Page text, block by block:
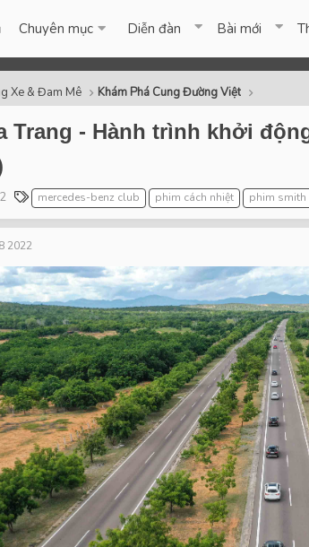
Chuyên mục Diễn đàn Bài mới
Xe & Đam Mê Khám Phá Cung Đường Việt
Trang - Hành trình khởi
T
a
g
s
mercedes-benz club phim cách nhiệt phim smith
2022